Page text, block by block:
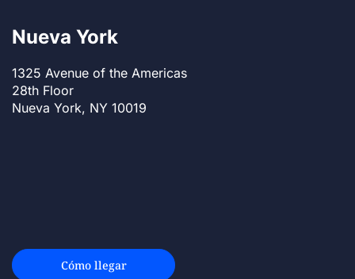
Nueva York
1325 Avenue of the Americas
28th Floor
Nueva York, NY 10019
Cómo llegar